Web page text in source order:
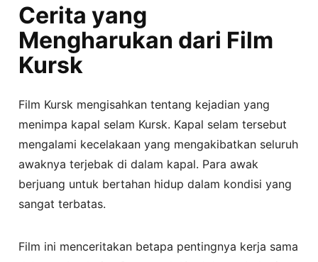
Cerita yang
Mengharukan dari Film
Kursk
Film Kursk mengisahkan tentang kejadian yang
menimpa kapal selam Kursk. Kapal selam tersebut
mengalami kecelakaan yang mengakibatkan seluruh
awaknya terjebak di dalam kapal. Para awak
berjuang untuk bertahan hidup dalam kondisi yang
sangat terbatas.
Film ini menceritakan betapa pentingnya kerja sama